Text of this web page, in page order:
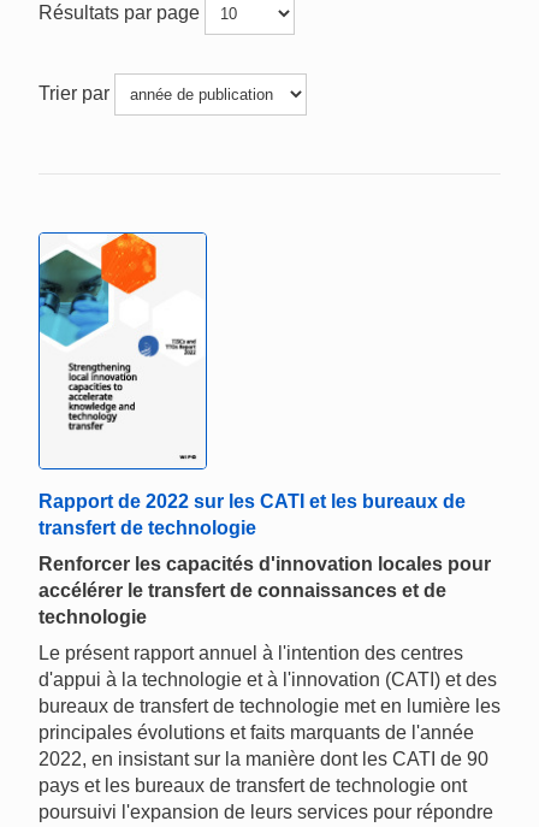
Résultats par page
Trier par
Rapport de 2022 sur les CATI et les bureaux de
transfert de technologie
Renforcer les capacités d'innovation locales pour
accélérer le transfert de connaissances et de
technologie
Le présent rapport annuel à l'intention des centres
d'appui à la technologie et à l'innovation (CATI) et des
bureaux de transfert de technologie met en lumière les
principales évolutions et faits marquants de l'année
2022, en insistant sur la manière dont les CATI de 90
pays et les bureaux de transfert de technologie ont
poursuivi l'expansion de leurs services pour répondre